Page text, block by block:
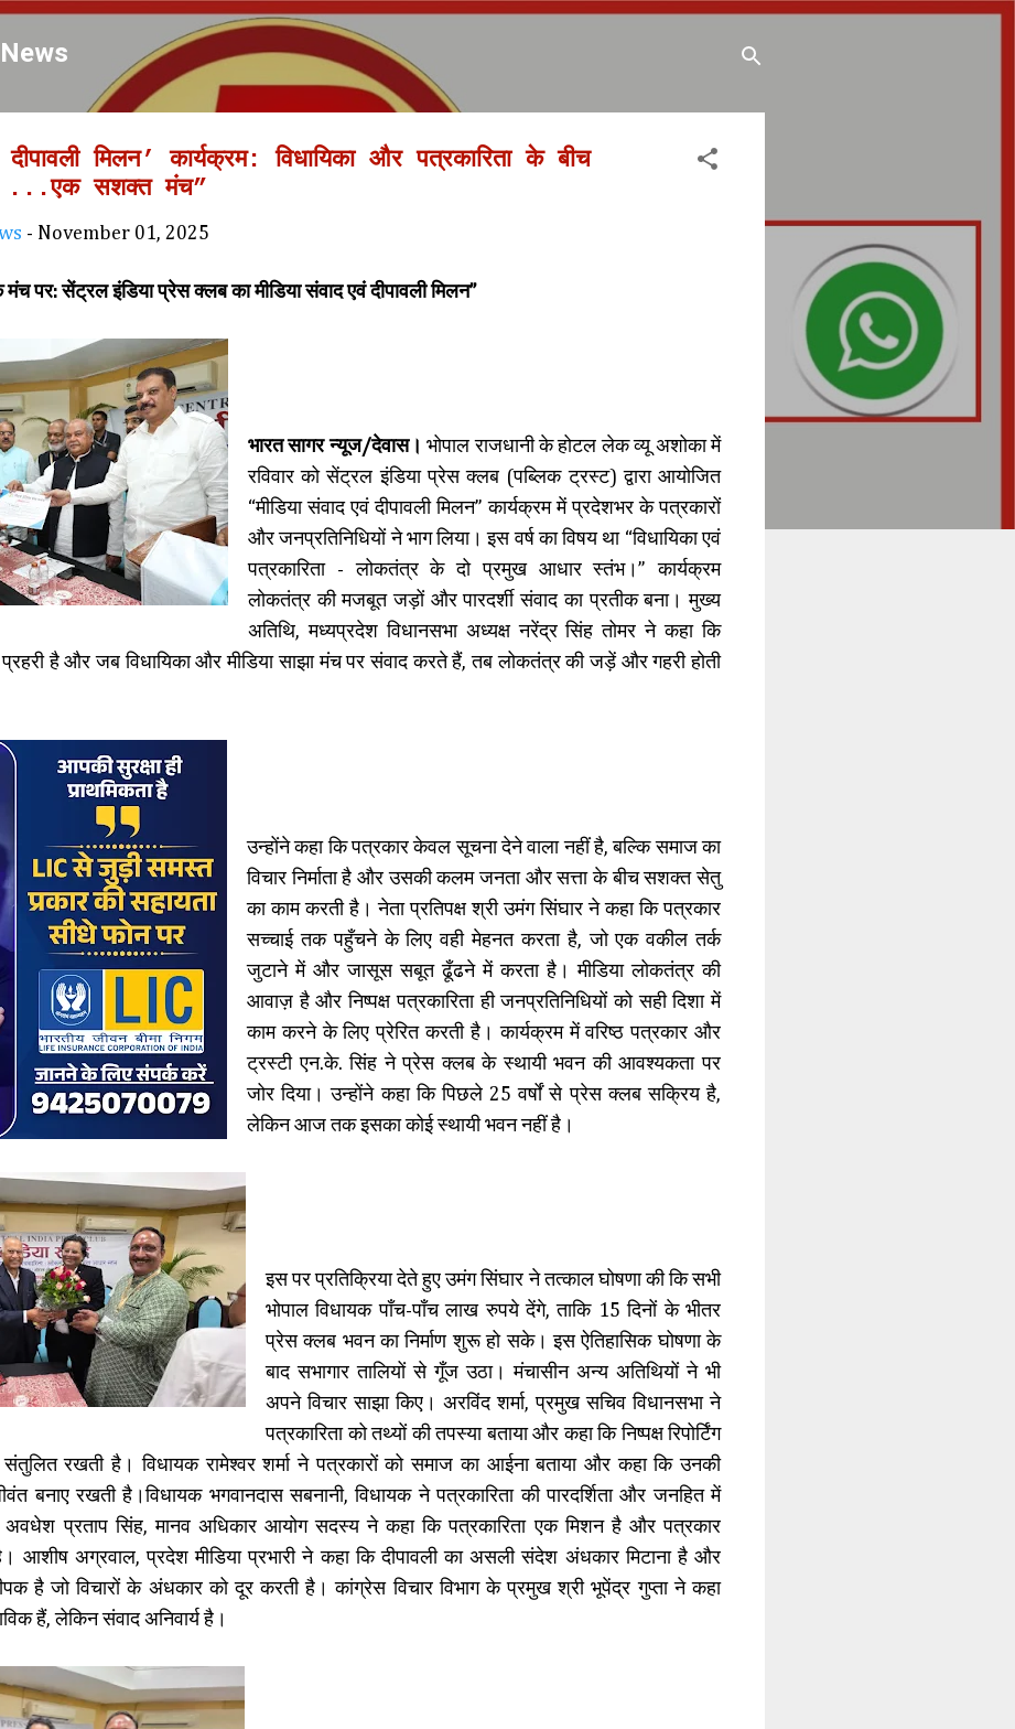
Skip to main content
दीपावली मिलन’ कार्यक्रम: विधायिका और पत्रकारिता के बीच
...एक सशक्त मंच”
- November 01, 2025
पर: सेंट्रल इंडिया प्रेस क्लब का मीडिया संवाद एवं दीपावली मिलन”
भारत सागर न्यूज/देवास। भोपाल राजधानी के होटल लेक व्यू अशोका में
रविवार को सेंट्रल इंडिया प्रेस क्लब (पब्लिक ट्रस्ट) द्वारा आयोजित
“मीडिया संवाद एवं दीपावली मिलन” कार्यक्रम में प्रदेशभर के पत्रकारों
और जनप्रतिनिधियों ने भाग लिया। इस वर्ष का विषय था “विधायिका एवं
पत्रकारिता - लोकतंत्र के दो प्रमुख आधार स्तंभ।” कार्यक्रम
लोकतंत्र की मजबूत जड़ों और पारदर्शी संवाद का प्रतीक बना। मुख्य
अतिथि, मध्यप्रदेश विधानसभा अध्यक्ष नरेंद्र सिंह तोमर ने कहा कि
है और जब विधायिका और मीडिया साझा मंच पर संवाद करते हैं, तब लोकतंत्र की जड़ें और गहरी होती
उन्होंने कहा कि पत्रकार केवल सूचना देने वाला नहीं है, बल्कि समाज का
विचार निर्माता है और उसकी कलम जनता और सत्ता के बीच सशक्त सेतु
का काम करती है। नेता प्रतिपक्ष श्री उमंग सिंघार ने कहा कि पत्रकार
सच्चाई तक पहुँचने के लिए वही मेहनत करता है, जो एक वकील तर्क
जुटाने में और जासूस सबूत ढूँढने में करता है। मीडिया लोकतंत्र की
आवाज़ है और निष्पक्ष पत्रकारिता ही जनप्रतिनिधियों को सही दिशा में
काम करने के लिए प्रेरित करती है। कार्यक्रम में वरिष्ठ पत्रकार और
ट्रस्टी एन.के. सिंह ने प्रेस क्लब के स्थायी भवन की आवश्यकता पर
जोर दिया। उन्होंने कहा कि पिछले 25 वर्षों से प्रेस क्लब सक्रिय है,
लेकिन आज तक इसका कोई स्थायी भवन नहीं है।
इस पर प्रतिक्रिया देते हुए उमंग सिंघार ने तत्काल घोषणा की कि सभी
भोपाल विधायक पाँच-पाँच लाख रुपये देंगे, ताकि 15 दिनों के भीतर
प्रेस क्लब भवन का निर्माण शुरू हो सके। इस ऐतिहासिक घोषणा के
बाद सभागार तालियों से गूँज उठा। मंचासीन अन्य अतिथियों ने भी
अपने विचार साझा किए। अरविंद शर्मा, प्रमुख सचिव विधानसभा ने
पत्रकारिता को तथ्यों की तपस्या बताया और कहा कि निष्पक्ष रिपोर्टिंग
संतुलित रखती है। विधायक रामेश्वर शर्मा ने पत्रकारों को समाज का आईना बताया और कहा कि उनकी
बनाए रखती है।विधायक भगवानदास सबनानी, विधायक ने पत्रकारिता की पारदर्शिता और जनहित में
अवधेश प्रताप सिंह, मानव अधिकार आयोग सदस्य ने कहा कि पत्रकारिता एक मिशन है और पत्रकार
है। आशीष अग्रवाल, प्रदेश मीडिया प्रभारी ने कहा कि दीपावली का असली संदेश अंधकार मिटाना है और
है जो विचारों के अंधकार को दूर करती है। कांग्रेस विचार विभाग के प्रमुख श्री भूपेंद्र गुप्ता ने कहा
हैं, लेकिन संवाद अनिवार्य है।